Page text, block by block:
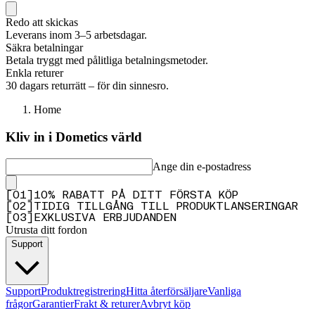
Redo att skickas
Leverans inom 3–5 arbetsdagar.
Säkra betalningar
Betala tryggt med pålitliga betalningsmetoder.
Enkla returer
30 dagars returrätt – för din sinnesro.
Home
Kliv in i Dometics värld
Ange din e-postadress
01
10% RABATT PÅ DITT FÖRSTA KÖP
02
TIDIG TILLGÅNG TILL PRODUKTLANSERINGAR
03 EXKLUSIVA ERBJUDANDEN
Utrusta ditt fordon
Support
SupportProduktregistreringHitta återförsäljareVanliga
frågorGarantierFrakt & returerAvbryt köp